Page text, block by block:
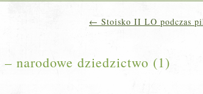
← Stoisko II LO podczas
narodowe dziedzictwo (1)